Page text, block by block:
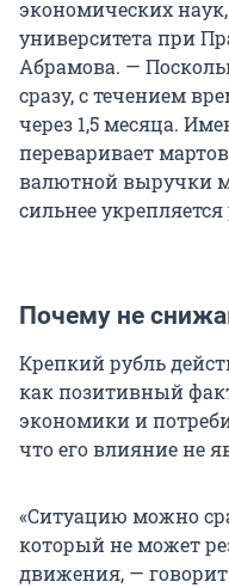
экономических
университета при
Абрамова. —
сразу, с течением
через 1,5 месяца.
переваривает
валютной выручки
сильнее укрепляется
Почему не
Крепкий рубль
как позитивный
экономики и
что его влияние не
«Ситуацию можно
который не может
движения, —